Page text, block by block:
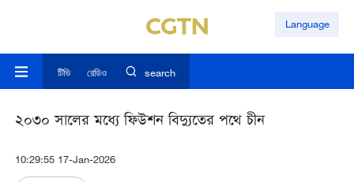
Language
টিভি রেডিও search
২০৩০ সালের মধ্যে ফিউশন বিদ্যুতের পথে চীন
10:29:55 17-Jan-2026